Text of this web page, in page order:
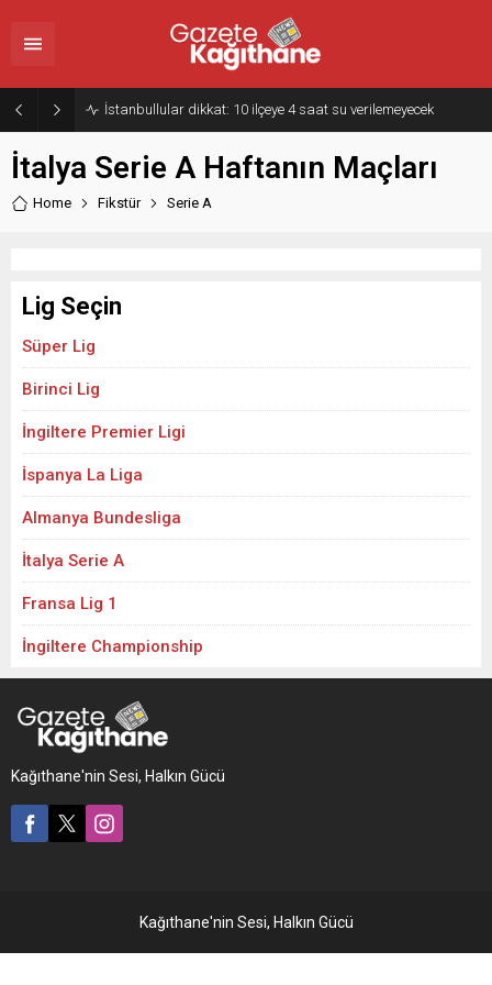
İstanbullular dikkat: 10 ilçeye 4 saat su verilemeyecek
İtalya Serie A Haftanın Maçları
Home Fikstür Serie A
Lig Seçin
Süper Lig
Birinci Lig
İngiltere Premier Ligi
İspanya La Liga
Almanya Bundesliga
İtalya Serie A
Fransa Lig 1
İngiltere Championship
Kağıthane'nin Sesi, Halkın Gücü
Kağıthane'nin Sesi, Halkın Gücü